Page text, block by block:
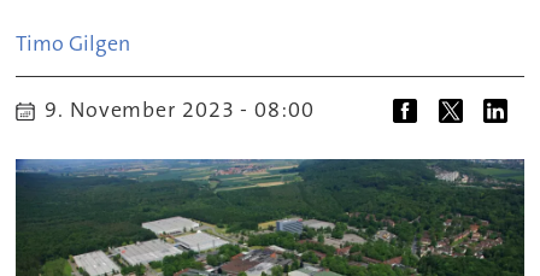
Timo Gilgen
9. November 2023 - 08:00